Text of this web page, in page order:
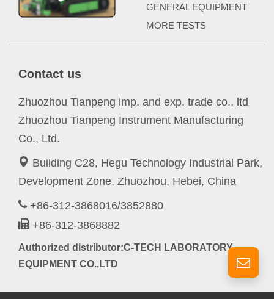
GENERAL EQUIPMENT
MORE TESTS
Contact us
Zhuozhou Tianpeng imp. and exp. trade co., ltd
Zhuozhou Tianpeng Instrument Manufacturing
Co., Ltd.
Building C28, Hegu Technology Industrial Park,
Development Zone, Zhuozhou, Hebei, China
+86-312-3868016/3852880
+86-312-3868882
Authorized distributor:C-TECH LABORATORY
EQUIPMENT CO.,LTD